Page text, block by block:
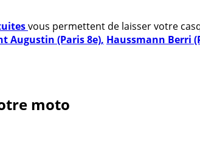
vous permettent de laisser votre
Augustin (Paris 8e), Haussmann Berri
moto